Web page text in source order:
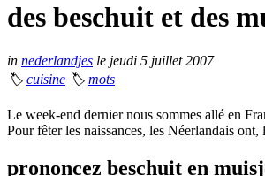
des beschuit et des
in nederlandjes le jeudi 5 juillet 2007
🏷 cuisine 🏷 mots
Le week-end dernier nous sommes allé en
Pour fêter les naissances, les Néerlandais
prononcez beschuit en